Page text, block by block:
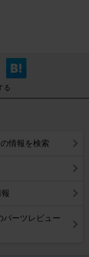
る
情報を検索
パーツレビュー